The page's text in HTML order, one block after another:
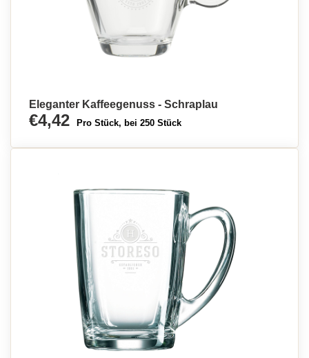
Eleganter Kaffeegenuss - Schraplau
€4,42 Pro Stück, bei 250 Stück